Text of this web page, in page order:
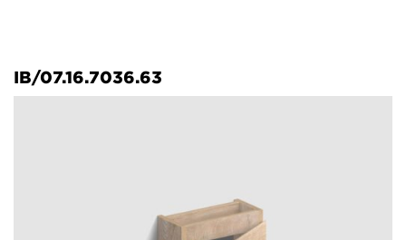
IB/07.16.7036.63